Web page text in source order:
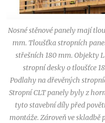
Nosné stěnové panely mají
mm. Tloušťka stropních
střešních 180 mm. Objekty
stropní desky o tloušťce
Podlahy na dřevěných
Stropní CLT panely byly z
tyto stavební díly před
montáže. Zároveň ve